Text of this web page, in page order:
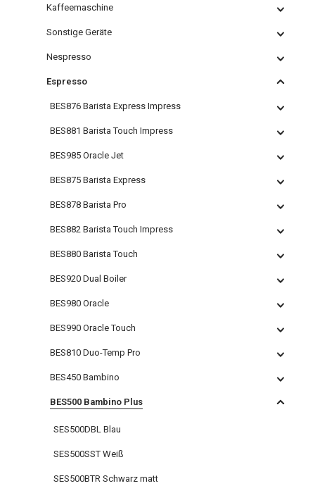
Kaffeemaschine
Sonstige Geräte
Nespresso
Espresso
BES876 Barista Express Impress
BES881 Barista Touch Impress
BES985 Oracle Jet
BES875 Barista Express
BES878 Barista Pro
BES882 Barista Touch Impress
BES880 Barista Touch
BES920 Dual Boiler
BES980 Oracle
BES990 Oracle Touch
BES810 Duo-Temp Pro
BES450 Bambino
BES500 Bambino Plus
SES500DBL Blau
SES500SST Weiß
SES500BTR Schwarz matt